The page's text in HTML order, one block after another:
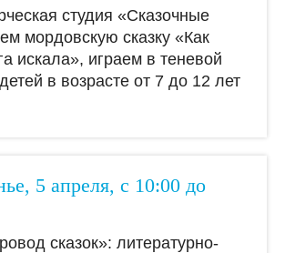
студия «Сказочные
мордовскую сказку «Как
искала», играем в теневой
в возрасте от 7 до 12 лет
5 апреля, с 10:00 до
сказок»: литературно-